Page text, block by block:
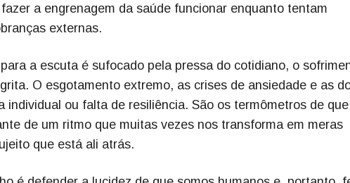
a engrenagem da saúde funcionar enquanto tentam
externas.
a escuta é sufocado pela pressa do cotidiano, o
O esgotamento extremo, as crises de ansiedade e as
individual ou falta de resiliência. São os termômetros de
de um ritmo que muitas vezes nos transforma em meras
que está ali atrás.